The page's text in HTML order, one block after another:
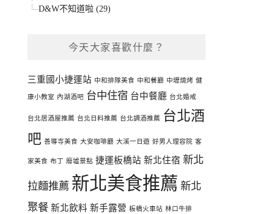
D&W不知道啦 (29)
今天大家喜歡什麼？
三重國小捷運站 中和排隊美食 中和餐廳 中壢燒烤 健
康小教室 內湖酒吧 台中住宿 台中餐廳 台北婚戒
台北居酒屋推薦 台北日料推薦 台北調酒推薦
台北酒
吧 善導寺美食 大安咖啡廳 大溪一日遊 好男人理容院 客
家美食 布丁 廢墟景點 捷運板橋站 新北住宿 新北
拉麵推薦 新北美食推薦 新北
聚餐 新北飲料 新手露營 板橋火車站 林口牛排